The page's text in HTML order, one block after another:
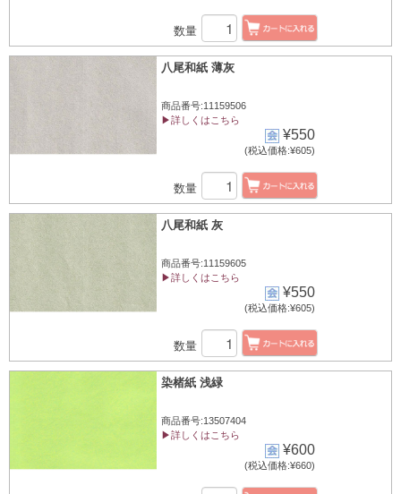
数量
八尾和紙 薄灰
商品番号:11159506
▶詳しくはこちら
¥550
(税込価格:¥605)
数量
八尾和紙 灰
商品番号:11159605
▶詳しくはこちら
¥550
(税込価格:¥605)
数量
染楮紙 浅緑
商品番号:13507404
▶詳しくはこちら
¥600
(税込価格:¥660)